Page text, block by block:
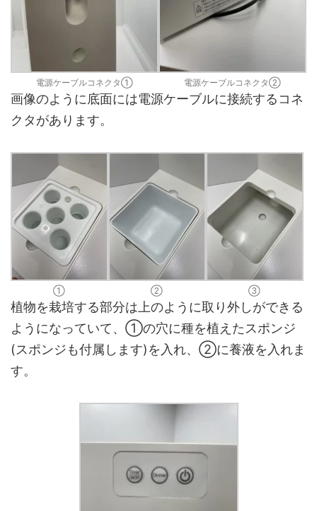
電源ケーブルコネクタ① 電源ケーブルコネクタ②
画像のように底面には電源ケーブルに接続するコネ
クタがあります。
① ② ③
植物を栽培する部分は上のように取り外しができる
ようになっていて、①の穴に種を植えたスポンジ
(スポンジも付属します)を入れ、②に養液を入れま
す。